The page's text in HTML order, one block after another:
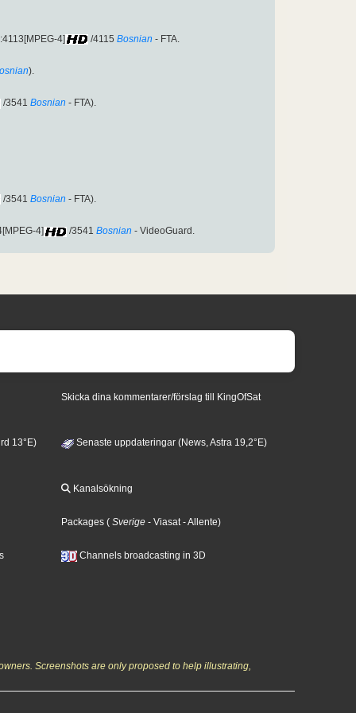
4] /4115 Bosnian - FTA.
).
/3541 Bosnian - FTA).
/3541 Bosnian - FTA).
4] /3541 Bosnian - VideoGuard.
Skicka dina kommentarer/förslag till KingOfSat
13°E) Senaste uppdateringar (News, Astra 19,2°E)
Kanalsökning
Packages ( Sverige - Viasat- Allente)
Channels broadcasting in 3D
Screenshots are only proposed to help illustrating,